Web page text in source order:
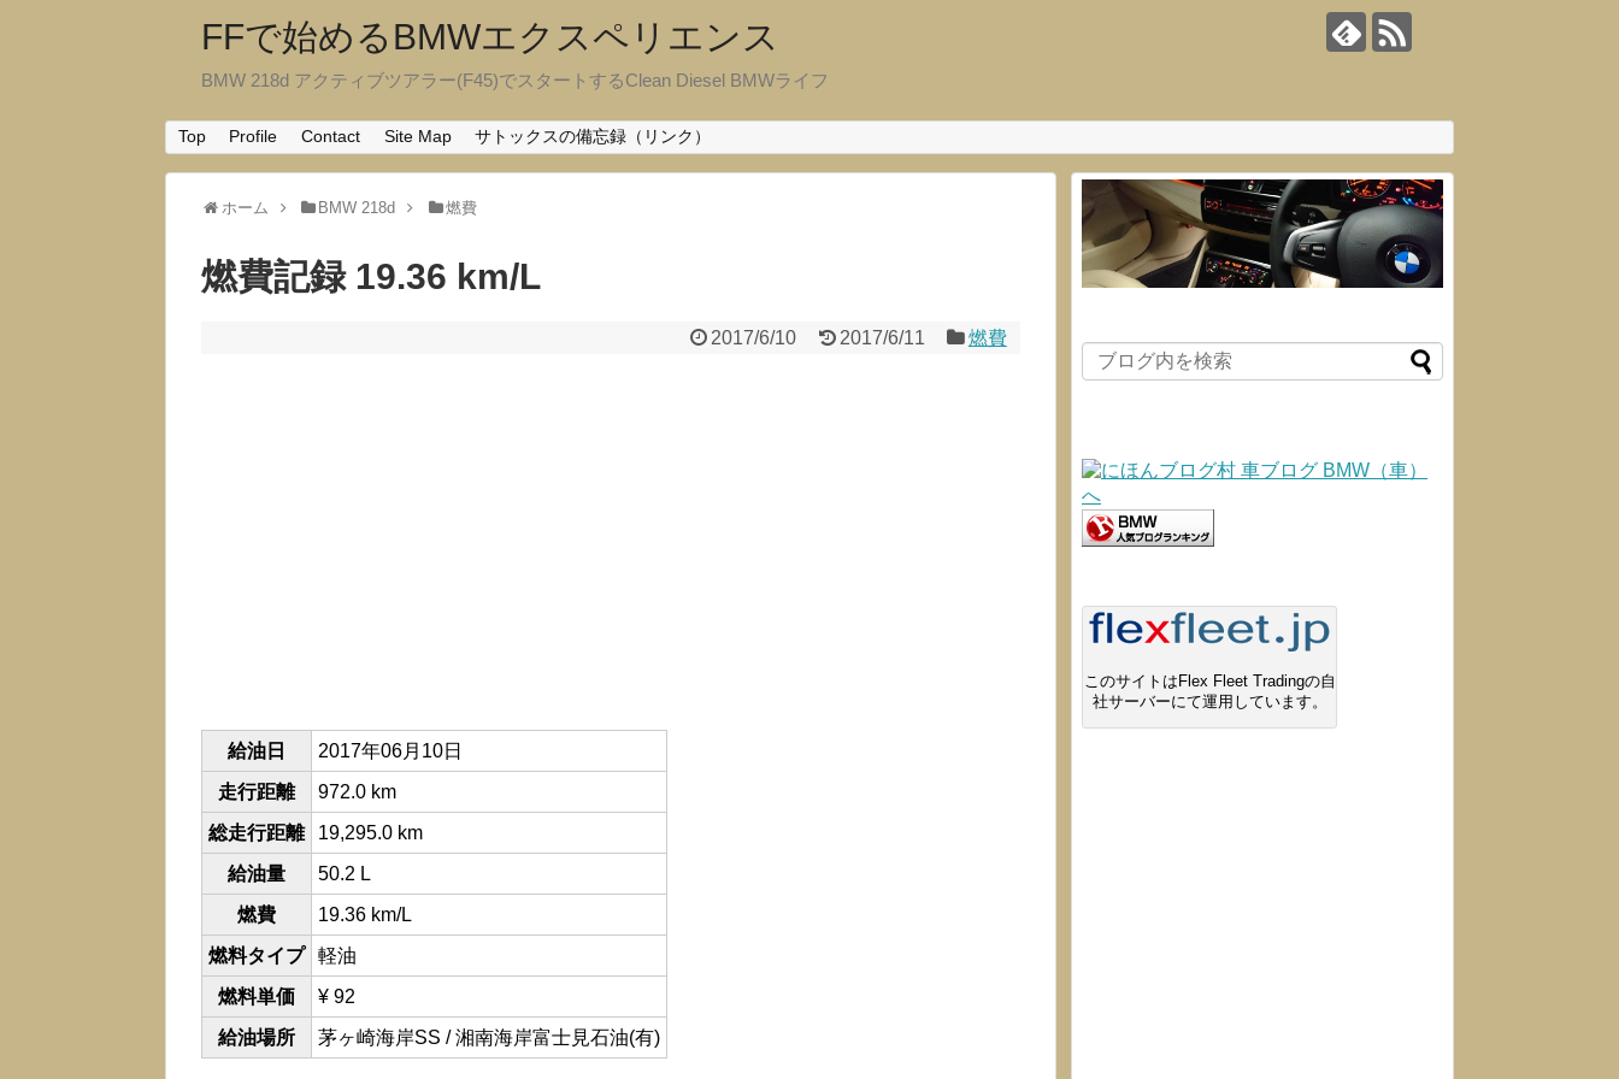
FFで始めるBMWエクスペリエンス
BMW 218d アクティブツアラー(F45)でスタートするClean Diesel BMWライフ
Top Profile Contact Site Map サトックスの備忘録（リンク）
ホーム BMW 218d 燃費
燃費記録 19.36 km/L
2017/6/10 2017/6/11 燃費
給油日
2017年06月10日
走行距離
972.0 km
総走行距離
19,295.0 km
給油量
50.2 L
燃費
19.36 km/L
燃料タイプ
軽油
燃料単価
¥ 92
給油場所
茅ヶ崎海岸SS / 湘南海岸富士見石油(有)
このサイトはFlex Fleet Tradingの自
社サーバーにて運用しています。